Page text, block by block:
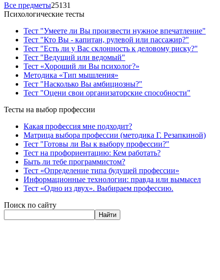
Все предметы25131
Психологические тесты
Тест "Умеете ли Вы произвести нужное впечатление"
Тест "Кто Вы - капитан, рулевой или пассажир?"
Тест "Есть ли у Вас склонность к деловому риску?"
Тест "Ведущий или ведомый"
Тест «Хороший ли Вы психолог?»
Методика «Тип мышления»
Тест "Насколько Вы амбициозны?"
Тест "Оцени свои организаторские способности"
Тесты на выбор профессии
Какая профессия мне подходит?
Матрица выбора профессии (методика Г. Резапкиной)
Тест "Готовы ли Вы к выбору профессии?"
Тест на профориентацию: Кем работать?
Быть ли тебе программистом?
Тест «Определение типа будущей профессии»
Информационные технологии: правда или вымысел
Тест «Одно из двух». Выбираем профессию.
Поиск по сайту
Найти